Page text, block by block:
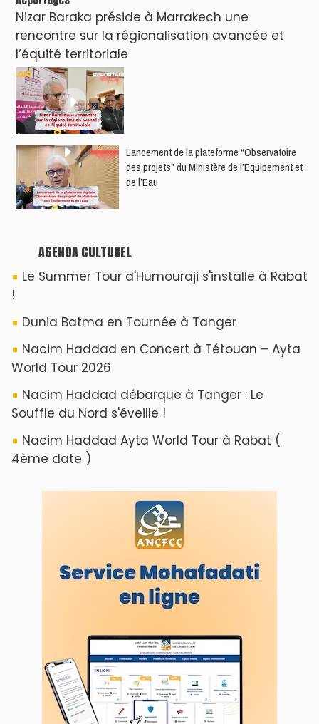
Nizar Baraka préside à Marrakech une
rencontre sur la régionalisation avancée et
l’équité territoriale
​Lancement de la plateforme “Observatoire
des projets” du Ministère de l’Équipement et
de l’Eau
AGENDA CULTUREL
Le Summer Tour d'Humouraji s'installe à Rabat
!
Dunia Batma en Tournée à Tanger
Nacim Haddad en Concert à Tétouan – Ayta
World Tour 2026
Nacim Haddad débarque à Tanger : Le
Souffle du Nord s'éveille !
Nacim Haddad Ayta World Tour à Rabat (
4ème date )